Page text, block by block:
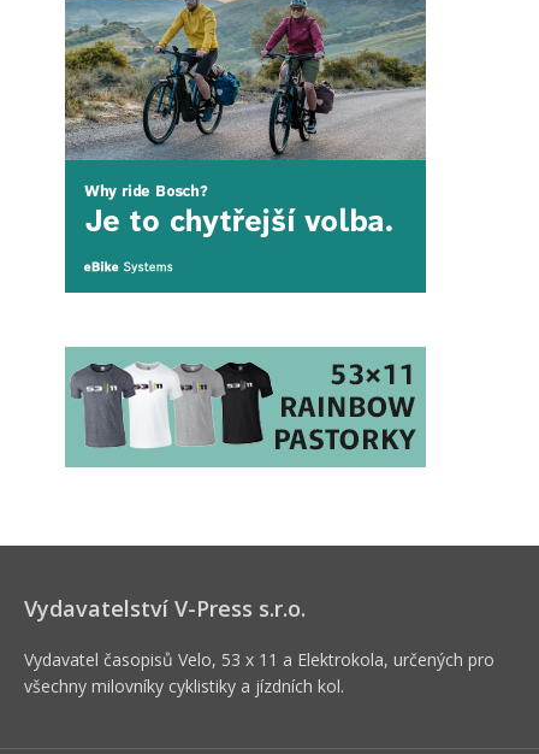
Vydavatelství V-Press s.r.o.
Vydavatel časopisů Velo, 53 x 11 a Elektrokola, určených pro
všechny milovníky cyklistiky a jízdních kol.